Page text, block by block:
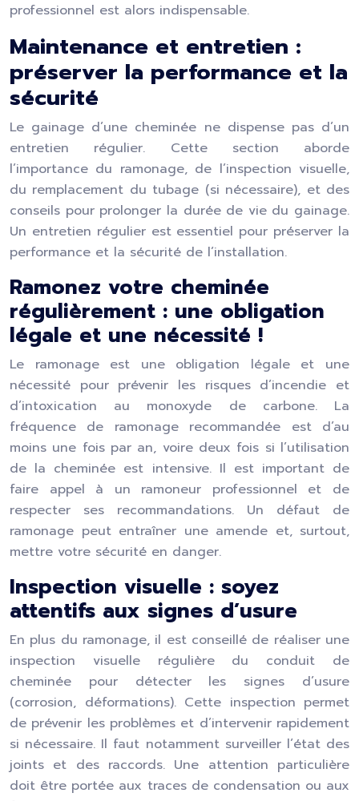
professionnel est alors indispensable.
Maintenance et entretien :
préserver la performance et la
sécurité
Le gainage d’une cheminée ne dispense pas d’un
entretien régulier. Cette section aborde
l’importance du ramonage, de l’inspection visuelle,
du remplacement du tubage (si nécessaire), et des
conseils pour prolonger la durée de vie du gainage.
Un entretien régulier est essentiel pour préserver la
performance et la sécurité de l’installation.
Ramonez votre cheminée
régulièrement : une obligation
légale et une nécessité !
Le ramonage est une obligation légale et une
nécessité pour prévenir les risques d’incendie et
d’intoxication au monoxyde de carbone. La
fréquence de ramonage recommandée est d’au
moins une fois par an, voire deux fois si l’utilisation
de la cheminée est intensive. Il est important de
faire appel à un ramoneur professionnel et de
respecter ses recommandations. Un défaut de
ramonage peut entraîner une amende et, surtout,
mettre votre sécurité en danger.
Inspection visuelle : soyez
attentifs aux signes d’usure
En plus du ramonage, il est conseillé de réaliser une
inspection visuelle régulière du conduit de
cheminée pour détecter les signes d’usure
(corrosion, déformations). Cette inspection permet
de prévenir les problèmes et d’intervenir rapidement
si nécessaire. Il faut notamment surveiller l’état des
joints et des raccords. Une attention particulière
doit être portée aux traces de condensation ou aux